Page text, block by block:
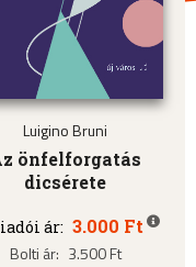
Luigino Bruni
önfelforgatás
dicsérete
ár: 3.000 Ft
Bolti ár: 3.500 Ft